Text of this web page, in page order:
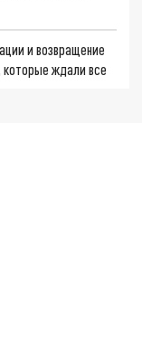
и возвращение
которые ждали все